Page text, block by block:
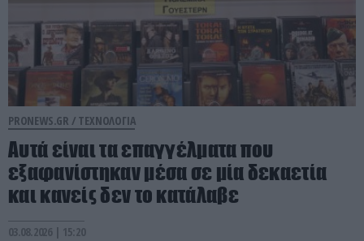
PRONEWS.GR / ΤΕΧΝΟΛΟΓΙΑ
Αυτά είναι τα επαγγέλματα που
εξαφανίστηκαν μέσα σε μία δεκαετία
και κανείς δεν το κατάλαβε
03.08.2026 | 15:20